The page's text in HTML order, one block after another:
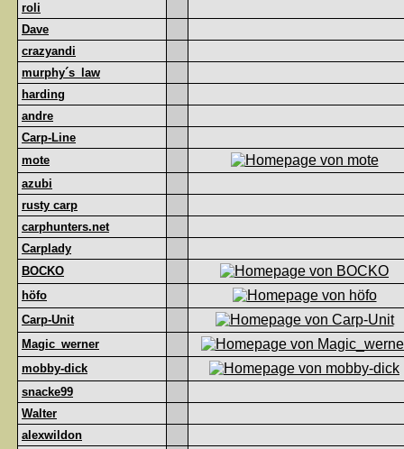
roli
Dave
crazyandi
murphy´s_law
harding
andre
Carp-Line
mote
azubi
rusty carp
carphunters.net
Carplady
BOCKO
höfo
Carp-Unit
Magic_werner
mobby-dick
snacke99
Walter
alexwildon